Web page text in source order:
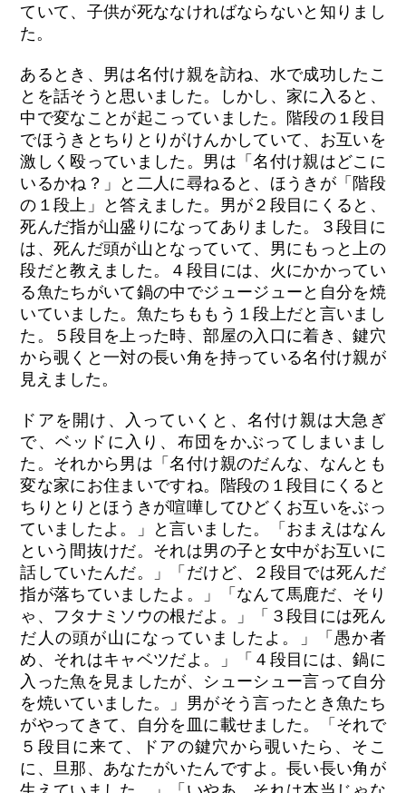
ていて、子供が死ななければならないと知りまし
た。
あるとき、男は名付け親を訪ね、水で成功したこ
とを話そうと思いました。しかし、家に入ると、
中で変なことが起こっていました。階段の１段目
でほうきとちりとりがけんかしていて、お互いを
激しく殴っていました。男は「名付け親はどこに
いるかね？」と二人に尋ねると、ほうきが「階段
の１段上」と答えました。男が２段目にくると、
死んだ指が山盛りになってありました。３段目に
は、死んだ頭が山となっていて、男にもっと上の
段だと教えました。４段目には、火にかかってい
る魚たちがいて鍋の中でジュージューと自分を焼
いていました。魚たちももう１段上だと言いまし
た。５段目を上った時、部屋の入口に着き、鍵穴
から覗くと一対の長い角を持っている名付け親が
見えました。
ドアを開け、入っていくと、名付け親は大急ぎ
で、ベッドに入り、布団をかぶってしまいまし
た。それから男は「名付け親のだんな、なんとも
変な家にお住まいですね。階段の１段目にくると
ちりとりとほうきが喧嘩してひどくお互いをぶっ
ていましたよ。」と言いました。「おまえはなん
という間抜けだ。それは男の子と女中がお互いに
話していたんだ。」「だけど、２段目では死んだ
指が落ちていましたよ。」「なんて馬鹿だ、そり
ゃ、フタナミソウの根だよ。」「３段目には死ん
だ人の頭が山になっていましたよ。」「愚か者
め、それはキャベツだよ。」「４段目には、鍋に
入った魚を見ましたが、シューシュー言って自分
を焼いていました。」男がそう言ったとき魚たち
がやってきて、自分を皿に載せました。「それで
５段目に来て、ドアの鍵穴から覗いたら、そこ
に、旦那、あなたがいたんですよ。長い長い角が